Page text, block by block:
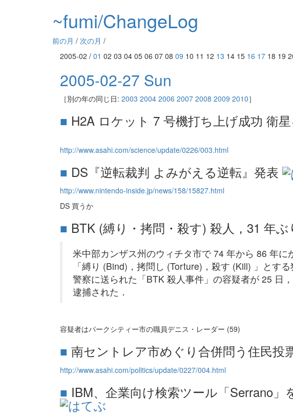
~fumi/ChangeLog
前の月 / 次の月 /
2005-02 / 01 02 03 04 05 06 07 08 09 10 11 12 13 14 15 16 17 18 19
2005-02-27 Sun
［別の年の同じ日: 2003 2004 2006 2007 2008 2009 2010］
■ H2A ロケット 7 号機打ち上げ成功 衛
http://www.asahi.com/science/update/0226/003.html
■ DS『逆転裁判 よみがえる逆転』発表
http://www.nintendo-inside.jp/news/158/15827.html
DS 買うか
■ BTK (縛り・拷問・殺す) 殺人，31 年
米中部カンザス州のウィチタ市で 74 年から 86 年に
「縛り (Bind)，拷問し (Torture)，殺す (Kill) 」とす
警察に送られた「BTK 殺人事件」の容疑者が 25 日
逮捕された．
容疑者はパークシティー市の職員デニス・レーダー (59)
■ 南セントレア市めぐり合併問う住民投
http://www.asahi.com/politics/update/0227/004.html
■ IBM、企業向け検索ツール「Serrano」